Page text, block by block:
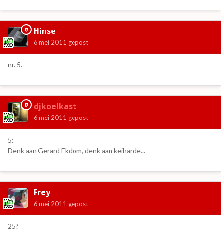
Hinse
6 mei 2011 gepost
nr. 5.
djkoelkast
6 mei 2011 gepost
5:
Denk aan Gerard Ekdom, denk aan keiharde...
Frey
6 mei 2011 gepost
25?